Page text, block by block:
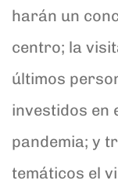
harán un
centro; la
últimos
investidos en
pandemia; y
temáticos el